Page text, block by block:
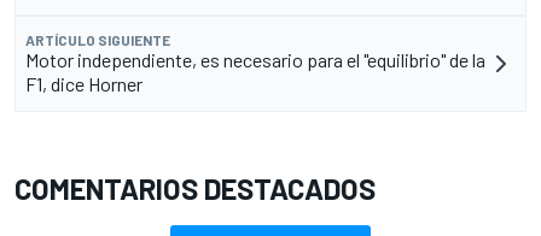
ARTÍCULO SIGUIENTE
Motor independiente, es necesario para el "equilibrio" de la
F1, dice Horner
COMENTARIOS DESTACADOS